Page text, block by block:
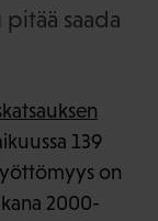
saada
139
on
2000-